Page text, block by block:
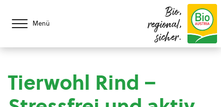
Menü
Bio,
regional,
sicher.
Tierwohl Rind –